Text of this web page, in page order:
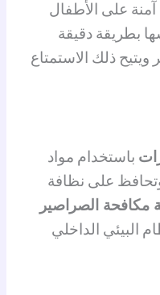
آمنة على الأطفال
بطريقة دقيقة
ذلك الاستمتاع
باستخدام مواد
على نظافة
مكافحة الصراصير
البيئي الداخلي